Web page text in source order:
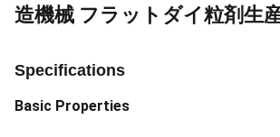
造機械 フラットダイ粒剤生
Specifications
Basic Properties